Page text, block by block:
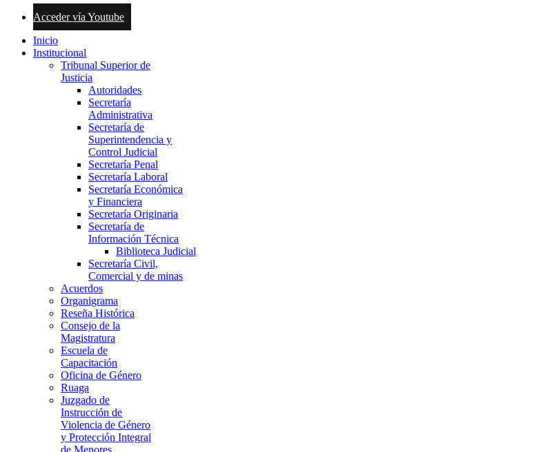
Acceder vía Youtube
Inicio
Institucional
Tribunal Superior de
Justicia
Autoridades
Secretaría
Administrativa
Secretaría de
Superintendencia y
Control Judicial
Secretaría Penal
Secretaría Laboral
Secretaría Económica
y Financiera
Secretaría Originaria
Secretaría de
Información Técnica
Biblioteca Judicial
Secretaría Civil,
Comercial y de minas
Acuerdos
Organigrama
Reseña Histórica
Consejo de la
Magistratura
Escuela de
Capacitación
Oficina de Género
Ruaga
Juzgado de
Instrucción de
Violencia de Género
y Protección Integral
de Menores